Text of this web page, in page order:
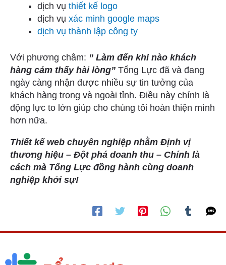
dịch vụ thiết kế logo
dịch vụ xác minh google maps
dịch vụ thành lập công ty
Với phương châm: ” Làm đến khi nào khách
hàng cảm thấy hài lòng” Tổng Lực đã và đang
ngày càng nhận được nhiều sự tin tưởng của
khách hàng trong và ngoài tỉnh. Điều này chính là
động lực to lớn giúp cho chúng tôi hoàn thiện mình
hơn nữa.
Thiết kế web chuyên nghiệp nhằm Định vị
thương hiệu – Đột phá doanh thu – Chính là
cách mà Tổng Lực đồng hành cùng doanh
nghiệp khởi sự!